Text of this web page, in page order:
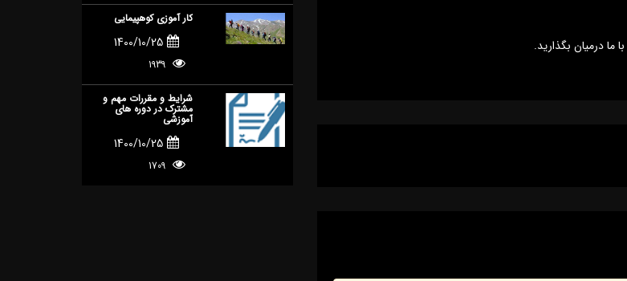
با ما درمیان بگذارید.
کار آموزی کوهپیمایی
1400/10/25
1939
شرایط و مقررات مهم و
مشترک در دوره های
آموزشی
1400/10/25
1709